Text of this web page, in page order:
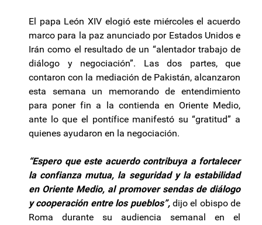
El papa León XIV elogió este miércoles el acuerdo
marco para la paz anunciado por Estados Unidos e
Irán como el resultado de un “alentador trabajo de
diálogo y negociación”. Las dos partes, que
contaron con la mediación de Pakistán, alcanzaron
esta semana un memorando de entendimiento
para poner fin a la contienda en Oriente Medio,
ante lo que el pontífice manifestó su “gratitud” a
quienes ayudaron en la negociación.
“Espero que este acuerdo contribuya a fortalecer
la confianza mutua, la seguridad y la estabilidad
en Oriente Medio, al promover sendas de diálogo
y cooperación entre los pueblos”,dijo el obispo de
Roma durante su audiencia semanal en el